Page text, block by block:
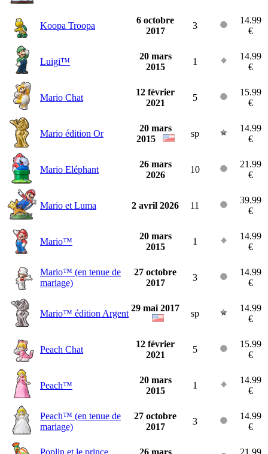
Koopa Troopa
6 octobre
2017
3
14.99
€
Luigi™
20 mars
2015
1
14.99
€
Mario Chat
12 février
2021
5
15.99
€
Mario édition Or
20 mars
2015
sp
14.99
€
Mario Eléphant
26 mars
2026
10
21.99
€
Mario et Luma 2 avril 2026 11
39.99
€
Mario™
20 mars
2015
1
14.99
€
Mario™ (en tenue de
mariage)
27 octobre
2017
3
14.99
€
Mario™ édition Argent
29 mai 2017
sp
14.99
€
Peach Chat
12 février
2021
5
15.99
€
Peach™
20 mars
2015
1
14.99
€
Peach™ (en tenue de
mariage)
27 octobre
2017
3
14.99
€